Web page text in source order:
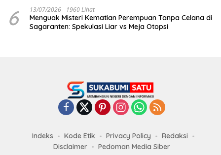
6 13/07/2026 1960 Lihat
Menguak Misteri Kematian Perempuan Tanpa Celana di
Sagaranten: Spekulasi Liar vs Meja Otopsi
Indeks Kode Etik Privacy Policy
Redaksi
Disclaimer
Pedoman Media Siber